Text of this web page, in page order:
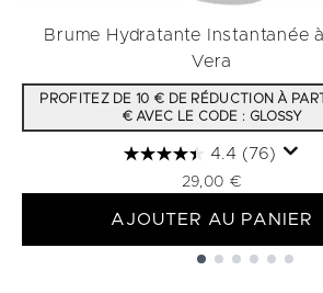
Brume Hydratante Instantanée
Vera
PROFITEZ DE 10 € DE RÉDUCTION À
€ AVEC LE CODE : GLOSSY
4.4 (76)
29,00 €
AJOUTER AU PANIER